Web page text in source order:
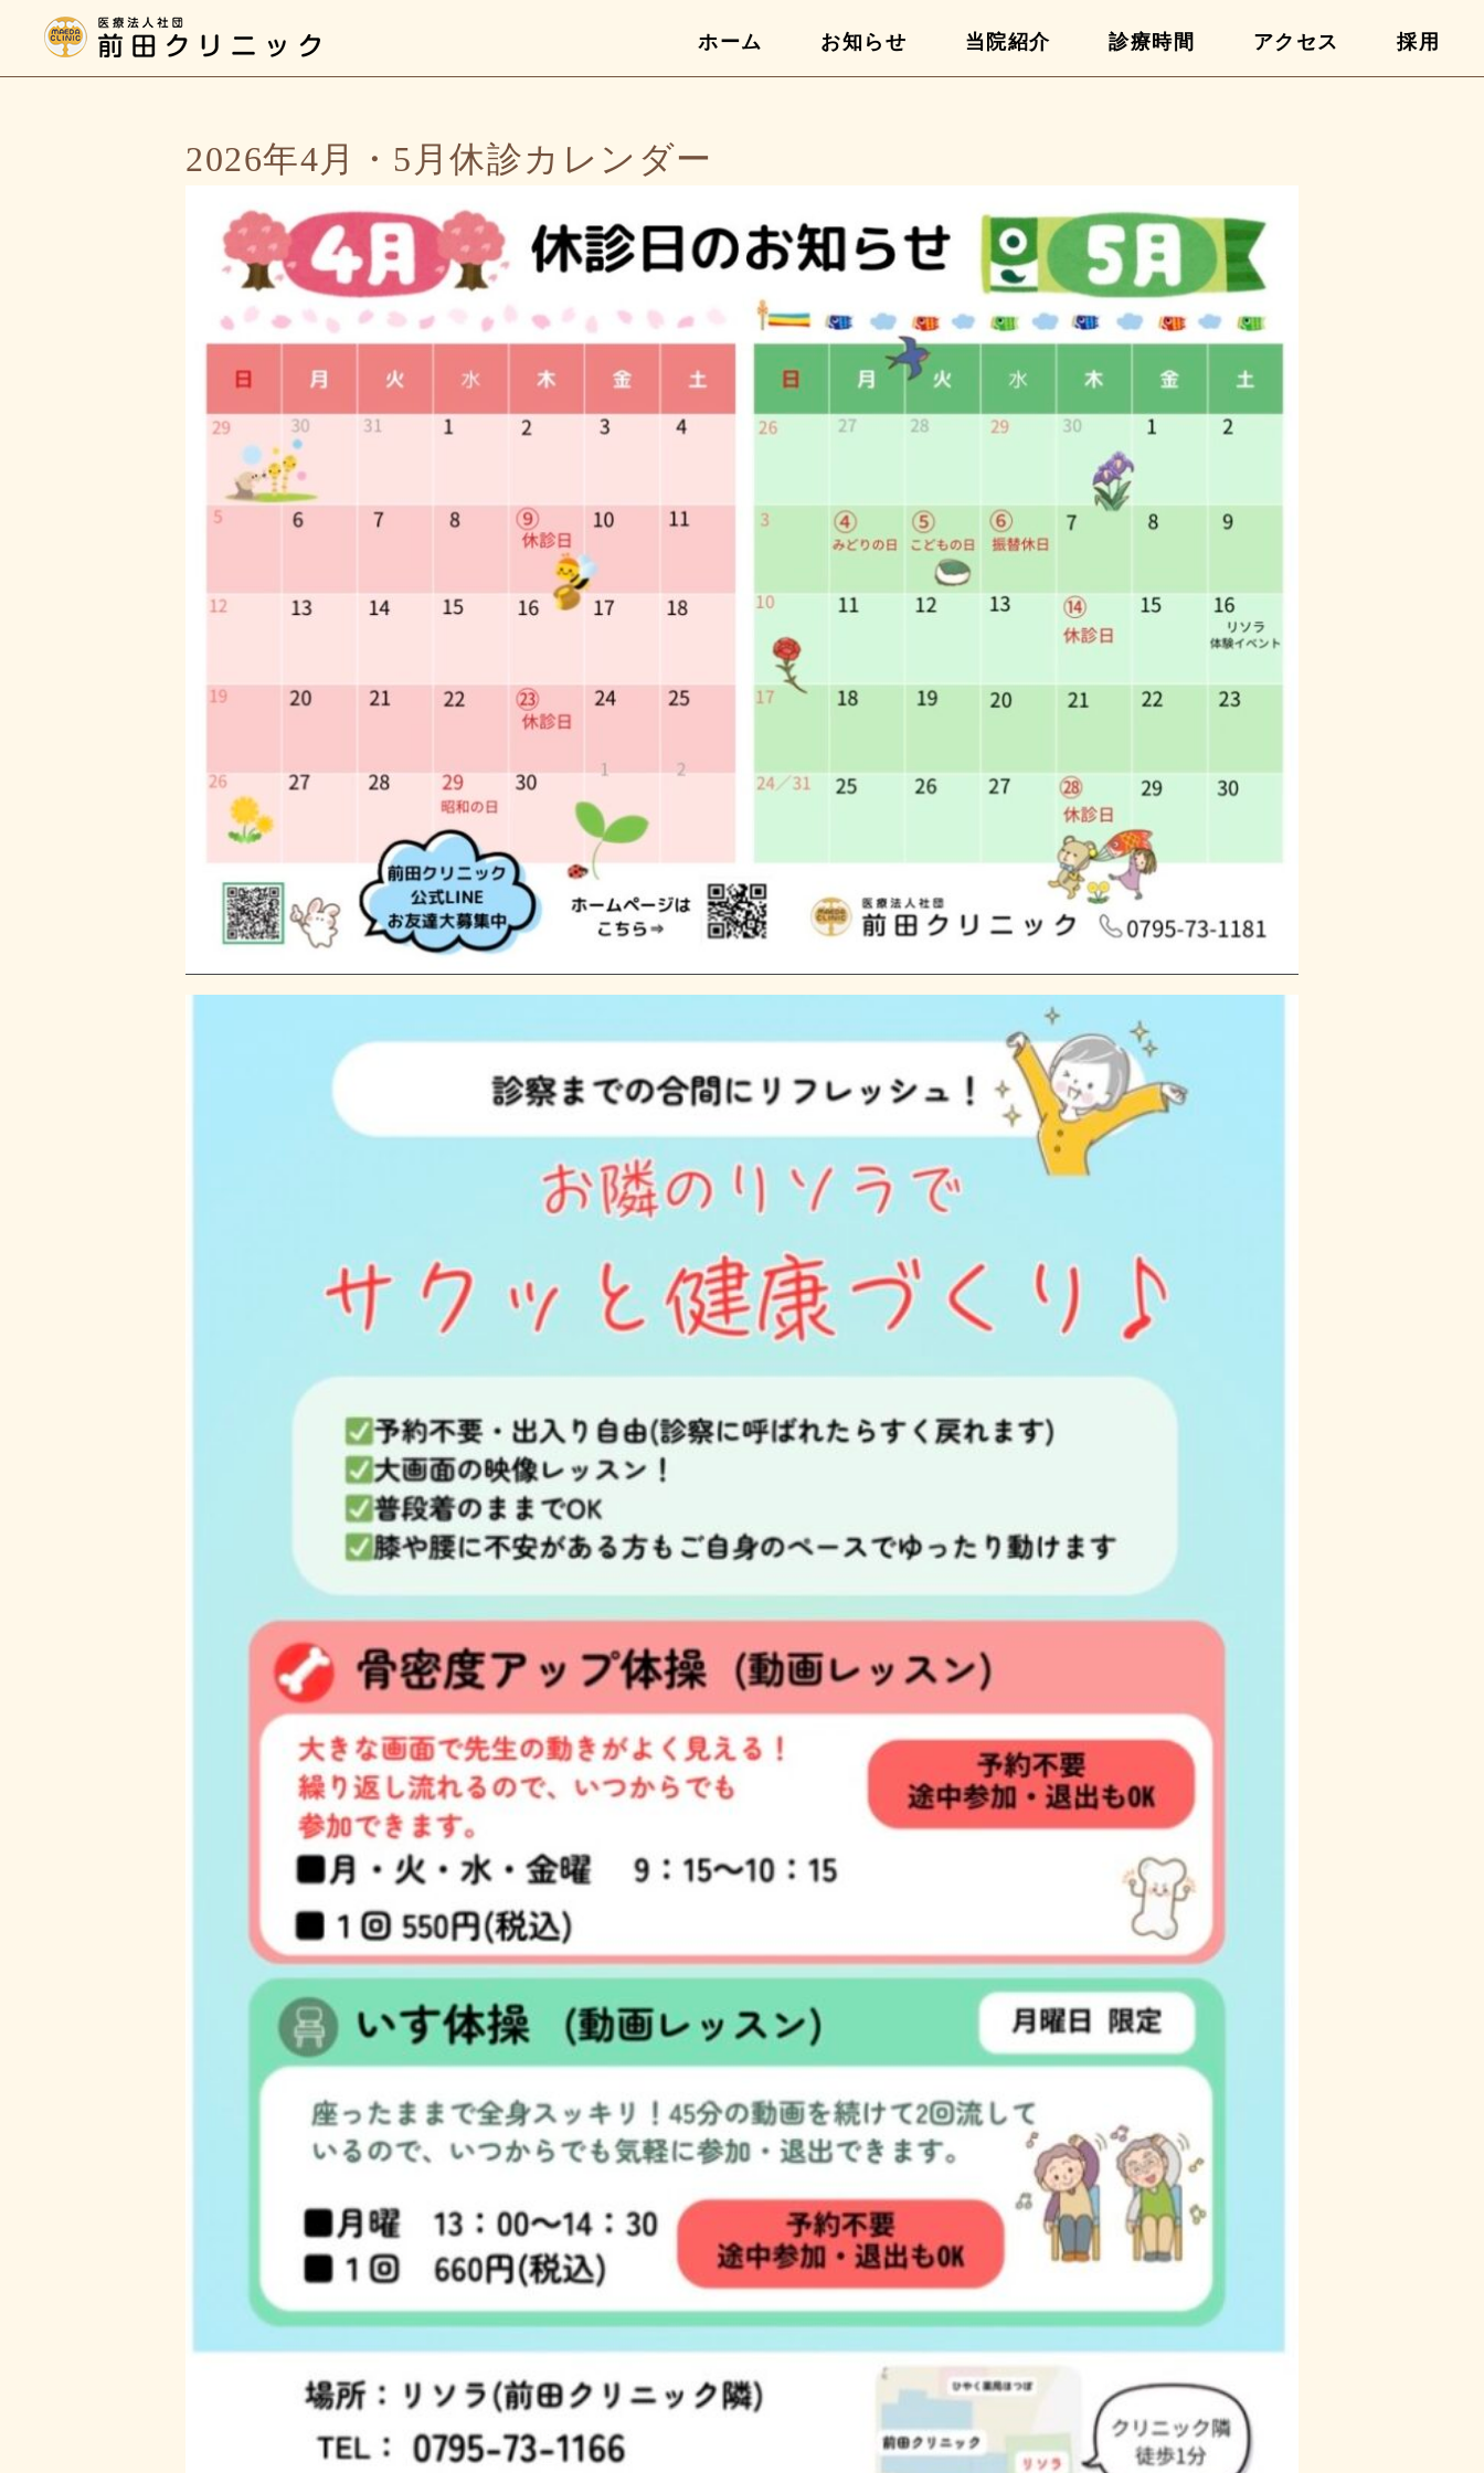
ホーム お知らせ 当院紹介 診療時間 アクセス 採用
2026年4月・5月休診カレンダー